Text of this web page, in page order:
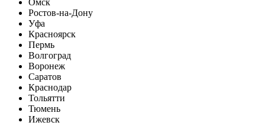
Омск
Ростов-на-Дону
Уфа
Красноярск
Пермь
Волгоград
Воронеж
Саратов
Краснодар
Тольятти
Тюмень
Ижевск